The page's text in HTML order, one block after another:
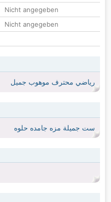
Nicht angegeben
Nicht angegeben
رياضي محترف موهوب جميل
ست جميلة مزه جامده حلوه